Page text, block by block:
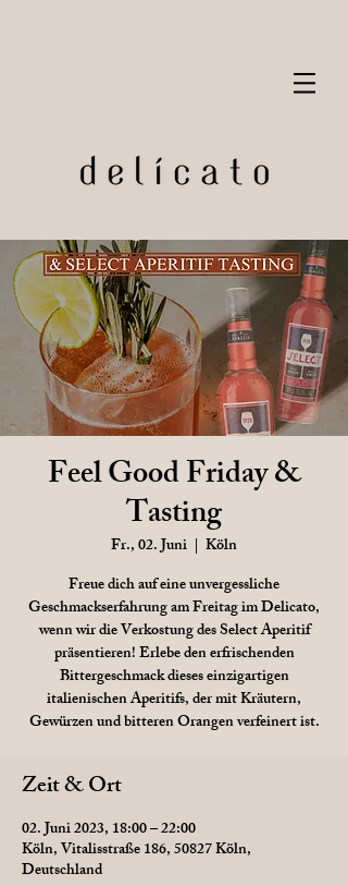
Feel Good Friday &
Tasting
Fr., 02. Juni
  |
Köln
Freue dich auf eine unvergessliche
Geschmackserfahrung am Freitag im Delicato,
wenn wir die Verkostung des Select Aperitif
präsentieren! Erlebe den erfrischenden
Bittergeschmack dieses einzigartigen
italienischen Aperitifs, der mit Kräutern,
Gewürzen und bitteren Orangen verfeinert ist.
Zeit & Ort
02. Juni 2023, 18:00 – 22:00
Köln, Vitalisstraße 186, 50827 Köln,
Deutschland